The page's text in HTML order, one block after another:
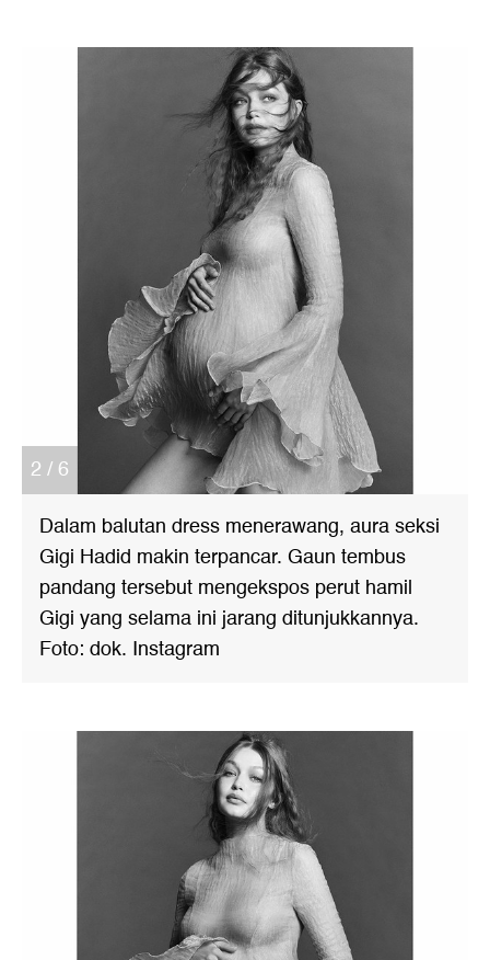
2 / 6
Dalam balutan dress menerawang, aura seksi
Gigi Hadid makin terpancar. Gaun tembus
pandang tersebut mengekspos perut hamil
Gigi yang selama ini jarang ditunjukkannya.
Foto: dok. Instagram